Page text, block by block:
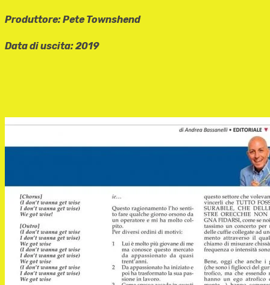
Produttore: Pete Townshend
Data di uscita: 2019